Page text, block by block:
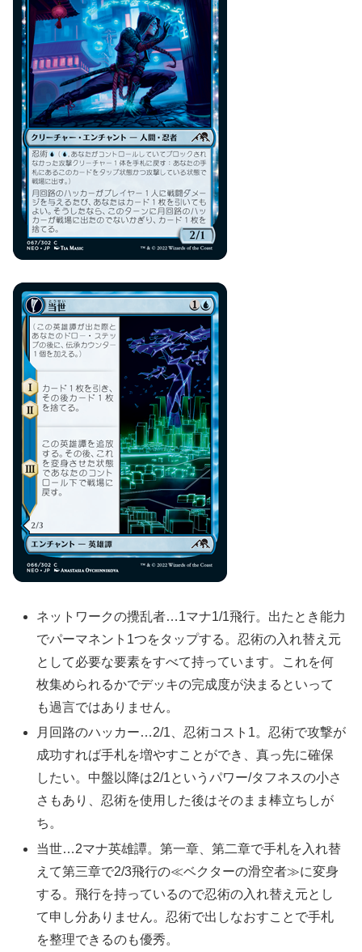
ネットワークの攪乱者…1マナ1/1飛行。出たとき能力
でパーマネント1つをタップする。忍術の入れ替え元
として必要な要素をすべて持っています。これを何
枚集められるかでデッキの完成度が決まるといって
も過言ではありません。
月回路のハッカー…2/1、忍術コスト1。忍術で攻撃が
成功すれば手札を増やすことができ、真っ先に確保
したい。中盤以降は2/1というパワー/タフネスの小さ
さもあり、忍術を使用した後はそのまま棒立ちしが
ち。
当世…2マナ英雄譚。第一章、第二章で手札を入れ替
えて第三章で2/3飛行の≪ベクターの滑空者≫に変身
する。飛行を持っているので忍術の入れ替え元とし
て申し分ありません。忍術で出しなおすことで手札
を整理できるのも優秀。